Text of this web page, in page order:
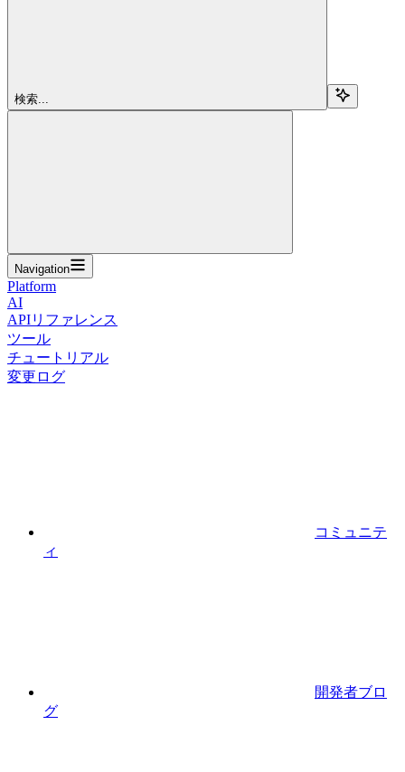
検索...
Navigation
Platform
AI
APIリファレンス
ツール
チュートリアル
変更ログ
コミュニテ
ィ
開発者ブロ
グ